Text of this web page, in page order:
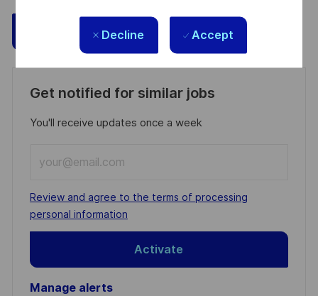
Decline Accept
Save
Get notified for similar jobs
You'll receive updates once a week
Email
address
(Required)
Required
Review and agree to the terms of processing
personal information
Activate
Manage alerts